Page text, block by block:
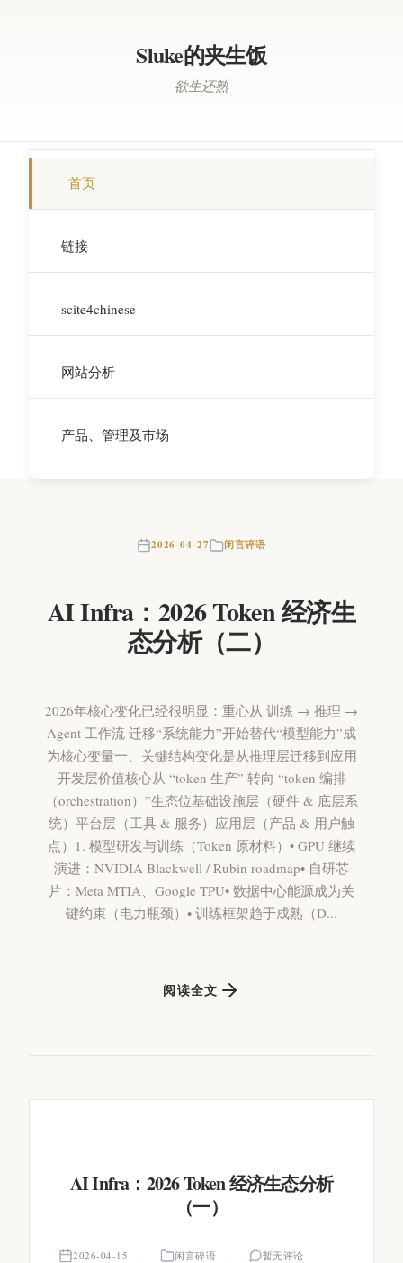
Sluke的夹生饭
欲生还熟
首页
链接
scite4chinese
网站分析
产品、管理及市场
2026-04-27 闲言碎语
AI Infra：2026 Token 经济生
态分析（二）
2026年核心变化已经很明显：重心从 训练 → 推理 →
Agent 工作流 迁移“系统能力”开始替代“模型能力”成
为核心变量一、关键结构变化是从推理层迁移到应用
开发层价值核心从 “token 生产” 转向 “token 编排
（orchestration）”生态位基础设施层（硬件 & 底层系
统）平台层（工具 & 服务）应用层（产品 & 用户触
点）1. 模型研发与训练（Token 原材料）• GPU 继续
演进：NVIDIA Blackwell / Rubin roadmap• 自研芯
片：Meta MTIA、Google TPU• 数据中心能源成为关
键约束（电力瓶颈）• 训练框架趋于成熟（D...
阅读全文
AI Infra：2026 Token 经济生态分析
（一）
2026-04-15 闲言碎语 暂无评论